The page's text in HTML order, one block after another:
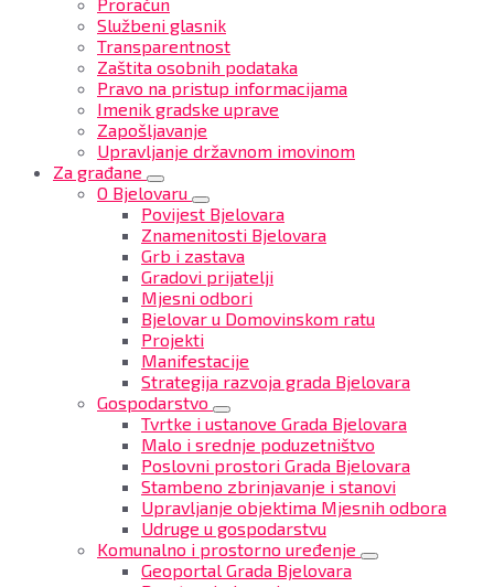
Službeni glasnik
Transparentnost
Zaštita osobnih podataka
Pravo na pristup informacijama
Imenik gradske uprave
Zapošljavanje
Upravljanje državnom imovinom
Za građane
O Bjelovaru
Povijest Bjelovara
Znamenitosti Bjelovara
Grb i zastava
Gradovi prijatelji
Mjesni odbori
Bjelovar u Domovinskom ratu
Projekti
Manifestacije
Strategija razvoja grada Bjelovara
Gospodarstvo
Tvrtke i ustanove Grada Bjelovara
Malo i srednje poduzetništvo
Poslovni prostori Grada Bjelovara
Stambeno zbrinjavanje i stanovi
Upravljanje objektima Mjesnih odbora
Udruge u gospodarstvu
Komunalno i prostorno uređenje
Geoportal Grada Bjelovara